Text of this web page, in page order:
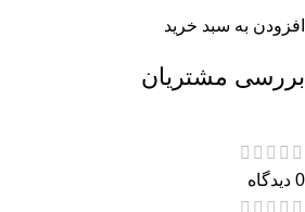
افزودن به سبد خرید
بررسی مشتریان
0 دیدگاه